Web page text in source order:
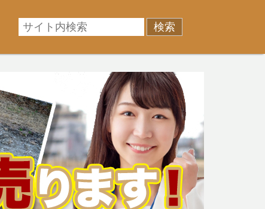
に準じた売却金額、「買取」は短期ではあるが相場よ
却のお悩みを全国の専門家が解決致します！